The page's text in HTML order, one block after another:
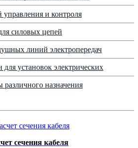
управления и контроля
силовых цепей
линий электропередач
установок электрических
назначения
сечения кабеля